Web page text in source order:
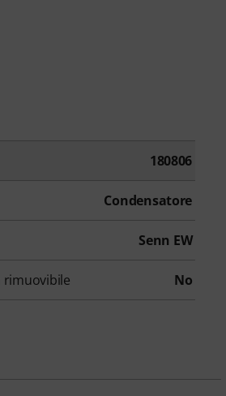
180806
Condensatore
Senn EW
No